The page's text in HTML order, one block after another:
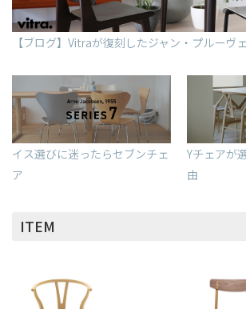
【ブログ】Vitraが復刻したジャン・プルーヴ
イス選びに迷ったらセブンチェ
ア
Yチェアが
由
ITEM